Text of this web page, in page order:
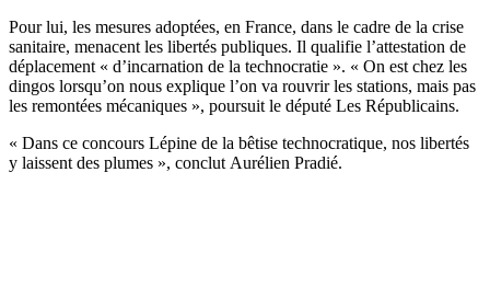
Pour lui, les mesures adoptées, en France, dans le cadre de la crise
sanitaire, menacent les libertés publiques. Il qualifie l’attestation de
déplacement « d’incarnation de la technocratie ». « On est chez les
dingos lorsqu’on nous explique l’on va rouvrir les stations, mais pas
les remontées mécaniques », poursuit le député Les Républicains.
« Dans ce concours Lépine de la bêtise technocratique, nos libertés
y laissent des plumes », conclut Aurélien Pradié.